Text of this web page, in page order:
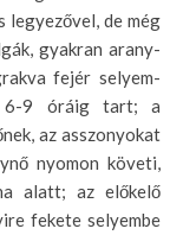
de még
gyakran arany-
fejér selyem-
6-9 óráig tart; a
az asszonyokat
nyomon követi,
alatt; az előkelő
fe­kete selyembe